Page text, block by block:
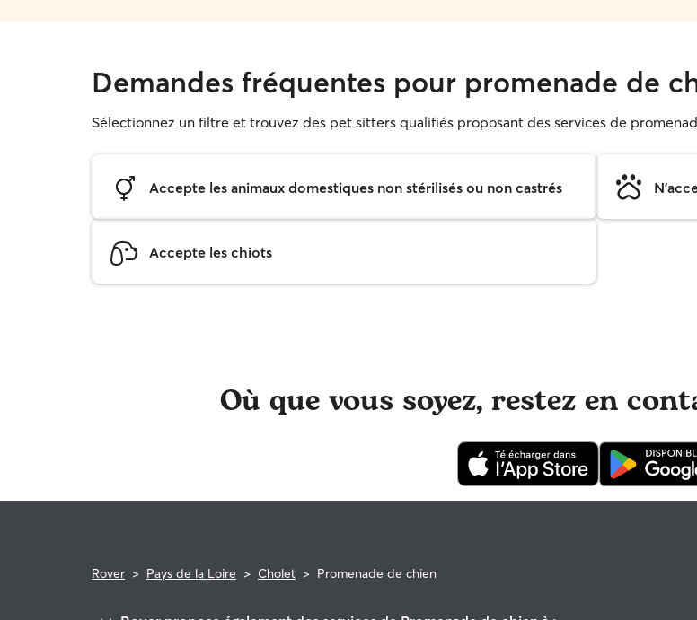
Demandes fréquentes pour promenade de
Sélectionnez un filtre et trouvez des pet sitters qualifiés proposant des services de
Accepte les animaux domestiques non stérilisés ou non castrés
Accepte les chiots
Où que vous soyez, restez en
Rover > Pays de la Loire > Cholet > Promenade de chien